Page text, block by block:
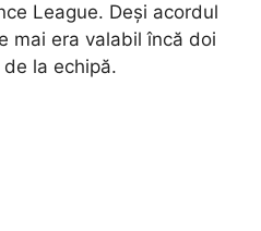
League. Deși acordul
mai era valabil încă doi
la echipă.